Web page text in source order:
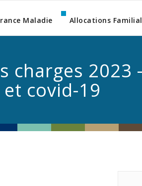
Maladie Allocations
charges 2023
covid-19